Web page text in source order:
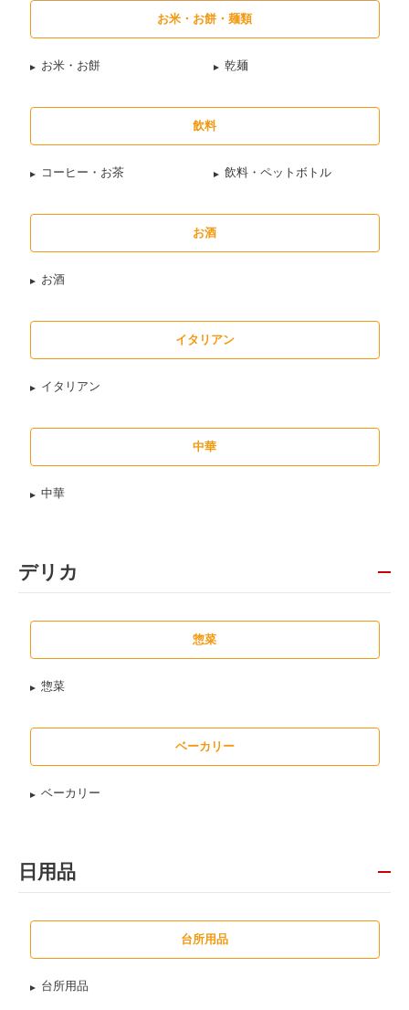
お米・お餅・麺類
お米・お餅 乾麺
飲料
コーヒー・お茶 飲料・ペットボトル
お酒
お酒
イタリアン
イタリアン
中華
中華
デリカ
惣菜
惣菜
ベーカリー
ベーカリー
日用品
台所用品
台所用品